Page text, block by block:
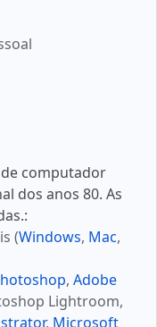
computador
dos anos 80. As
(Windows, Mac,
, Adobe
Lightroom,
, Microsoft